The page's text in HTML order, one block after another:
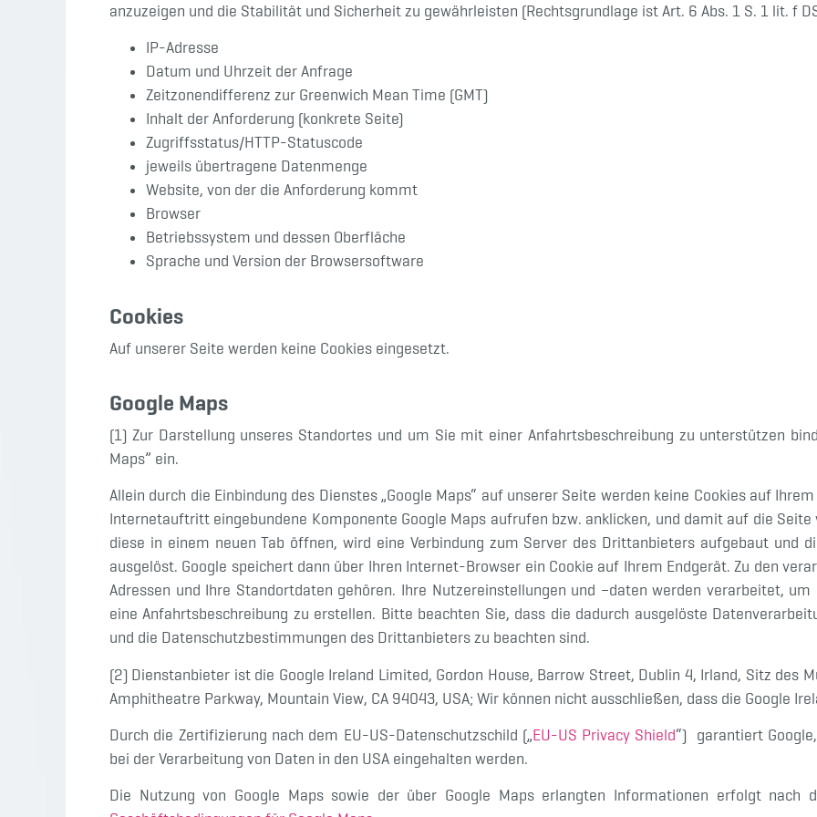
anzuzeigen und die Stabilität und Sicherheit zu gewährleisten (Rechtsgrundlage ist Art. 6 Abs. 1 S. 1 lit. f
IP-Adresse
Datum und Uhrzeit der Anfrage
Zeitzonendifferenz zur Greenwich Mean Time (GMT)
Inhalt der Anforderung (konkrete Seite)
Zugriffsstatus/HTTP-Statuscode
jeweils übertragene Datenmenge
Website, von der die Anforderung kommt
Browser
Betriebssystem und dessen Oberfläche
Sprache und Version der Browsersoftware
Cookies
Auf unserer Seite werden keine Cookies eingesetzt.
Google Maps
(1) Zur Darstellung unseres Standortes und um Sie mit einer Anfahrtsbeschreibung zu unterstützen
Maps” ein.
Allein durch die Einbindung des Dienstes „Google Maps“ auf unserer Seite werden keine Cookies auf
Internetauftritt eingebundene Komponente Google Maps aufrufen bzw. anklicken, und damit auf die
diese in einem neuen Tab öffnen, wird eine Verbindung zum Server des Drittanbieters aufgebaut und
ausgelöst. Google speichert dann über Ihren Internet-Browser ein Cookie auf Ihrem Endgerät. Zu den
Adressen und Ihre Standortdaten gehören. Ihre Nutzereinstellungen und –daten werden verarbeitet,
eine Anfahrtsbeschreibung zu erstellen. Bitte beachten Sie, dass die dadurch ausgelöste
und die Datenschutzbestimmungen des Drittanbieters zu beachten sind.
(2) Dienstanbieter ist die Google Ireland Limited, Gordon House, Barrow Street, Dublin 4, Irland, Sitz des
Amphitheatre Parkway, Mountain View, CA 94043, USA; Wir können nicht ausschließen, dass die Google
Durch die Zertifizierung nach dem EU-US-Datenschutzschild („EU-US Privacy Shield“) garantiert
bei der Verarbeitung von Daten in den USA eingehalten werden.
Die Nutzung von Google Maps sowie der über Google Maps erlangten Informationen erfolgt nach